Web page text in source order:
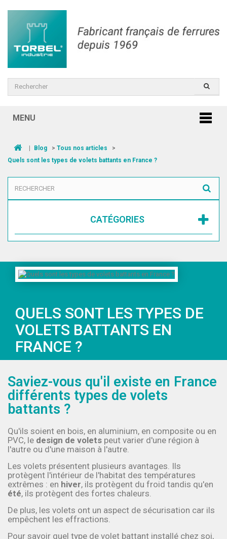
MENU
| Blog > Tous nos articles
>
Quels sont les types de volets battants en France ?
CATÉGORIES
QUELS SONT LES TYPES DE
VOLETS BATTANTS EN
FRANCE ?
Saviez-vous qu'il existe en France
différents types de volets
battants ?
Qu'ils soient en bois, en aluminium, en composite ou en
PVC, le design de volets peut varier d'une région à
l'autre ou d'une maison à l'autre.
Les volets présentent plusieurs avantages. Ils
protègent l'intérieur de l'habitat des températures
extrêmes : en hiver, ils protègent du froid tandis qu'en
été, ils protègent des fortes chaleurs.
De plus, les volets ont un aspect de sécurisation car ils
empêchent les effractions.
Pour savoir quel type de volet battant installé chez soi,